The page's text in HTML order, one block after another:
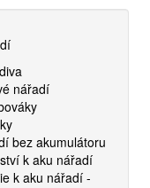
nářadí
bez akumulátoru
k aku nářadí
k aku nářadí -